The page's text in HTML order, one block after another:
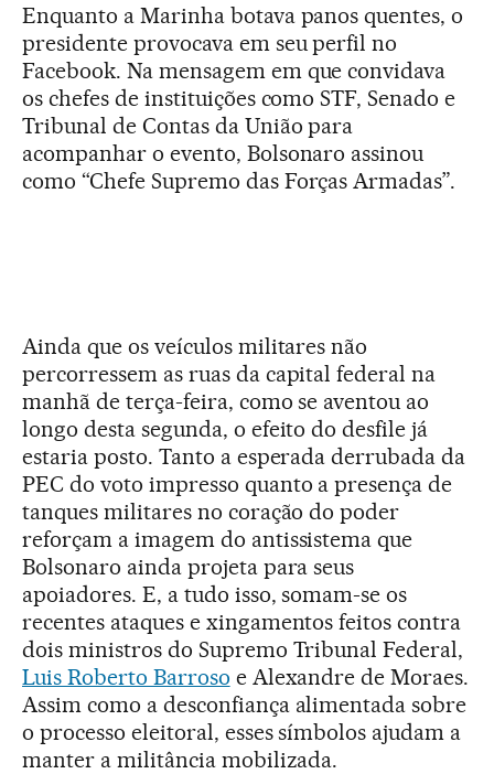
Enquanto a Marinha botava panos quentes, o
presidente provocava em seu perfil no
Facebook. Na mensagem em que convidava
os chefes de instituições como STF, Senado e
Tribunal de Contas da União para
acompanhar o evento, Bolsonaro assinou
como “Chefe Supremo das Forças Armadas”.
Ainda que os veículos militares não
percorressem as ruas da capital federal na
manhã de terça-feira, como se aventou ao
longo desta segunda, o efeito do desfile já
estaria posto. Tanto a esperada derrubada da
PEC do voto impresso quanto a presença de
tanques militares no coração do poder
reforçam a imagem do antissistema que
Bolsonaro ainda projeta para seus
apoiadores. E, a tudo isso, somam-se os
recentes ataques e xingamentos feitos contra
dois ministros do Supremo Tribunal Federal,
Luis Roberto Barroso e Alexandre de Moraes.
Assim como a desconfiança alimentada sobre
o processo eleitoral, esses símbolos ajudam a
manter a militância mobilizada.